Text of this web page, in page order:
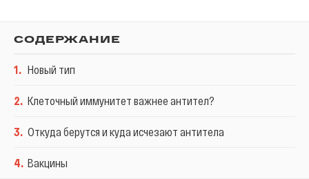
СОДЕРЖАНИЕ
1. Новый тип
2. Клеточный иммунитет важнее антител?
3. Откуда берутся и куда исчезают антитела
4. Вакцины